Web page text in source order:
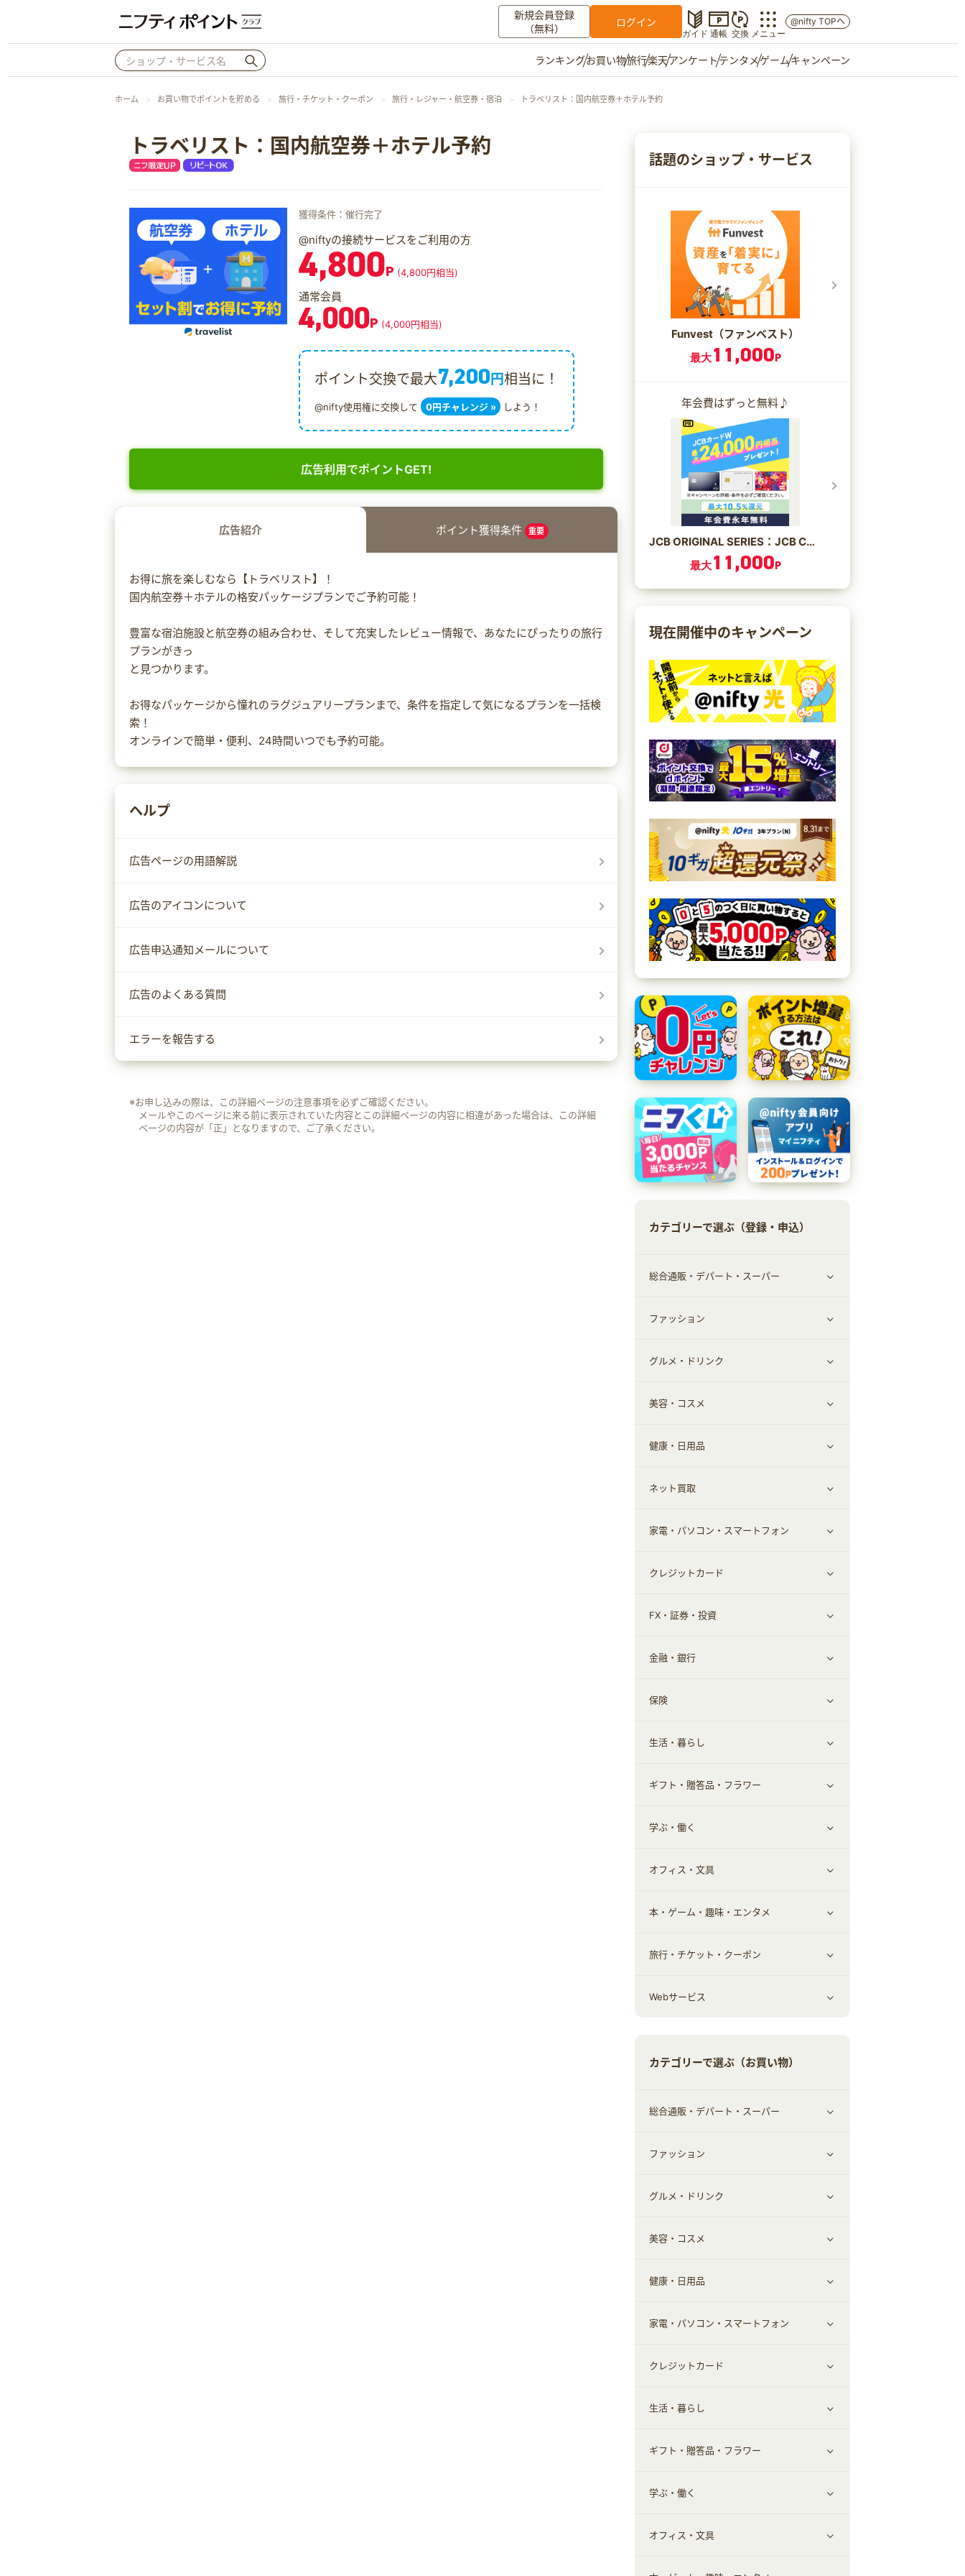
新規会員登録
（無料）
ログイン
ガイド 通帳 交換 メニュー
その他
@nifty TOPへ
ランキングお買い物旅行楽天アンケートテンタメゲームキャンペーン
ホーム お買い物でポイントを貯める 旅行・チケット・クーポン 旅行・レジャー・航空券・宿泊 トラベリスト：国内航空券＋ホテル予約
トラベリスト：国内航空券＋ホテル予約
獲得条件：催行完了
@niftyの接続サービスをご利用の方
4,800P (4,800円相当)
通常会員
4,000P (4,000円相当)
ポイント交換で最大7,200円相当に！
@nifty使用権に交換して 0円チャレンジ » しよう！
広告利用でポイントGET!
広告紹介 ポイント獲得条件 重要
お得に旅を楽しむなら【トラベリスト】！
国内航空券＋ホテルの格安パッケージプランでご予約可能！
豊富な宿泊施設と航空券の組み合わせ、そして充実したレビュー情報で、あなたにぴったりの旅行
プランがきっ
と見つかります。
お得なパッケージから憧れのラグジュアリープランまで、条件を指定して気になるプランを一括検
索！
オンラインで簡単・便利、24時間いつでも予約可能。
ヘルプ
広告ページの用語解説
広告のアイコンについて
広告申込通知メールについて
広告のよくある質問
エラーを報告する
※お申し込みの際は、この詳細ページの注意事項を必ずご確認ください。
メールやこのページに来る前に表示されていた内容とこの詳細ページの内容に相違があった場合は、この詳細
ページの内容が「正」となりますので、ご了承ください。
話題のショップ・サービス
Funvest（ファンベスト）
最大11,000P
年会費はずっと無料♪
JCB ORIGINAL SERIES：JCB CARD W/JCB CARD W plus L
最大11,000P
現在開催中のキャンペーン
カテゴリーで選ぶ（登録・申込）
総合通販・デパート・スーパー
すべて見る
総合通販
ファッション
すべて見る
ファッション
インナー・下着
スーツ・フォーマル
グルメ・ドリンク
すべて見る
グルメ
お酒
食材宅配
ウォーターサーバー
美容・コスメ
すべて見る
ヘアケア
エステ・サロン
メンズ美容
健康・日用品
すべて見る
スポーツ・フィットネス
日用品・薬局・からだ
ネット買取
すべて見る
ネット買取
家電・パソコン・スマートフォン
すべて見る
家電・パソコン・ソフトウェア
通信・レンタルサーバー
スマホ・携帯電話・SIM
定額制有料コンテンツ
クレジットカード
すべて見る
クレジットカード
FX・証券・投資
すべて見る
証券
仮想通貨
その他投資
金融・銀行
銀行・ネット銀行
キャッシング・ローン
その他金融
保険
すべて見る
保険相談・面談
生活・暮らし
すべて見る
住まい・暮らし
不動産
引越し
エコ・エネルギー
車情報・カーシェア・レンタル
ギフト・贈答品・フラワー
すべて見る
ギフト・贈答品
学ぶ・働く
すべて見る
習い事・学習・学校
仕事・転職
オフィス・文具
すべて見る
オフィス・文具
本・ゲーム・趣味・エンタメ
すべて見る
ゲーム・趣味
旅行・チケット・クーポン
すべて見る
Webサービス
カテゴリーで選ぶ（お買い物）
総合通販・デパート・スーパー
すべて見る
総合通販
デパート・スーパー
ファッション
すべて見る
ファッション
インナー・下着
靴・フットウェア
小物・かばん
スーツ・フォーマル
グルメ・ドリンク
すべて見る
グルメ
ドリンク
お酒
食材宅配
美容・コスメ
すべて見る
スキンケア
メイクアップ
ヘアケア
メンズ美容
美容・ダイエット用品
脱毛用品
健康・日用品
すべて見る
健康食品｜青汁・飲料
健康食品｜乳酸菌・ケフィア
健康食品｜その他
スポーツ・フィットネス
日用品・薬局・からだ
家電・パソコン・スマートフォン
すべて見る
家電・パソコン・ソフトウェア
スマホ・携帯電話・SIM
クレジットカード
すべて見る
クレジットカード
生活・暮らし
すべて見る
車情報・カーシェア・レンタル
お役立ち
ギフト・贈答品・フラワー
すべて見る
ギフト・贈答品
学ぶ・働く
すべて見る
オフィス・文具